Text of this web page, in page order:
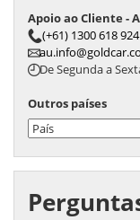
Apoio ao Cliente -
(+61) 1300 618 924
De Segunda a
Outros países